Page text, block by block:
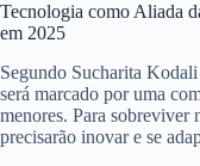
Tecnologia como Aliada
em 2025
Segundo Sucharita
será marcado por uma
menores. Para sobreviver
precisarão inovar e se